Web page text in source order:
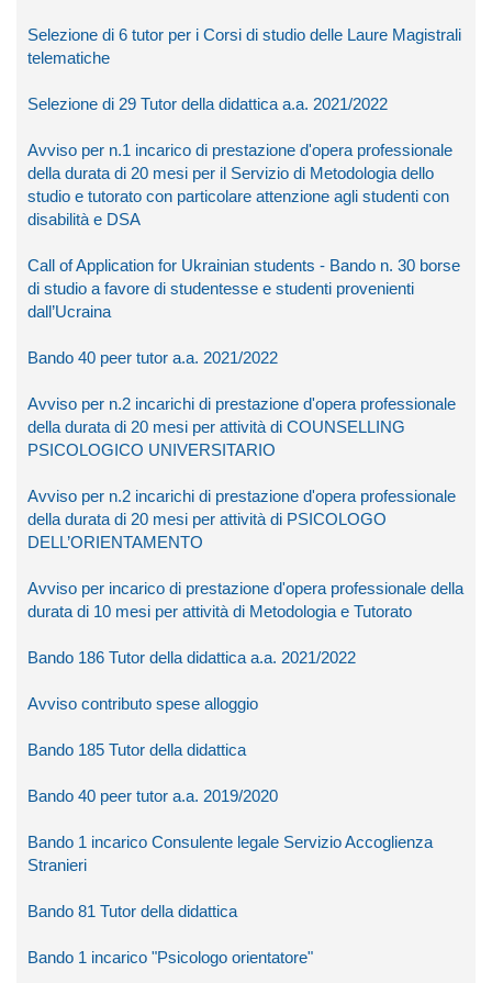
Selezione di 6 tutor per i Corsi di studio delle Laure Magistrali
telematiche
Selezione di 29 Tutor della didattica a.a. 2021/2022
Avviso per n.1 incarico di prestazione d'opera professionale
della durata di 20 mesi per il Servizio di Metodologia dello
studio e tutorato con particolare attenzione agli studenti con
disabilità e DSA
Call of Application for Ukrainian students - Bando n. 30 borse
di studio a favore di studentesse e studenti provenienti
dall’Ucraina
Bando 40 peer tutor a.a. 2021/2022
Avviso per n.2 incarichi di prestazione d'opera professionale
della durata di 20 mesi per attività di COUNSELLING
PSICOLOGICO UNIVERSITARIO
Avviso per n.2 incarichi di prestazione d'opera professionale
della durata di 20 mesi per attività di PSICOLOGO
DELL’ORIENTAMENTO
Avviso per incarico di prestazione d'opera professionale della
durata di 10 mesi per attività di Metodologia e Tutorato
Bando 186 Tutor della didattica a.a. 2021/2022
Avviso contributo spese alloggio
Bando 185 Tutor della didattica
Bando 40 peer tutor a.a. 2019/2020
Bando 1 incarico Consulente legale Servizio Accoglienza
Stranieri
Bando 81 Tutor della didattica
Bando 1 incarico "Psicologo orientatore"